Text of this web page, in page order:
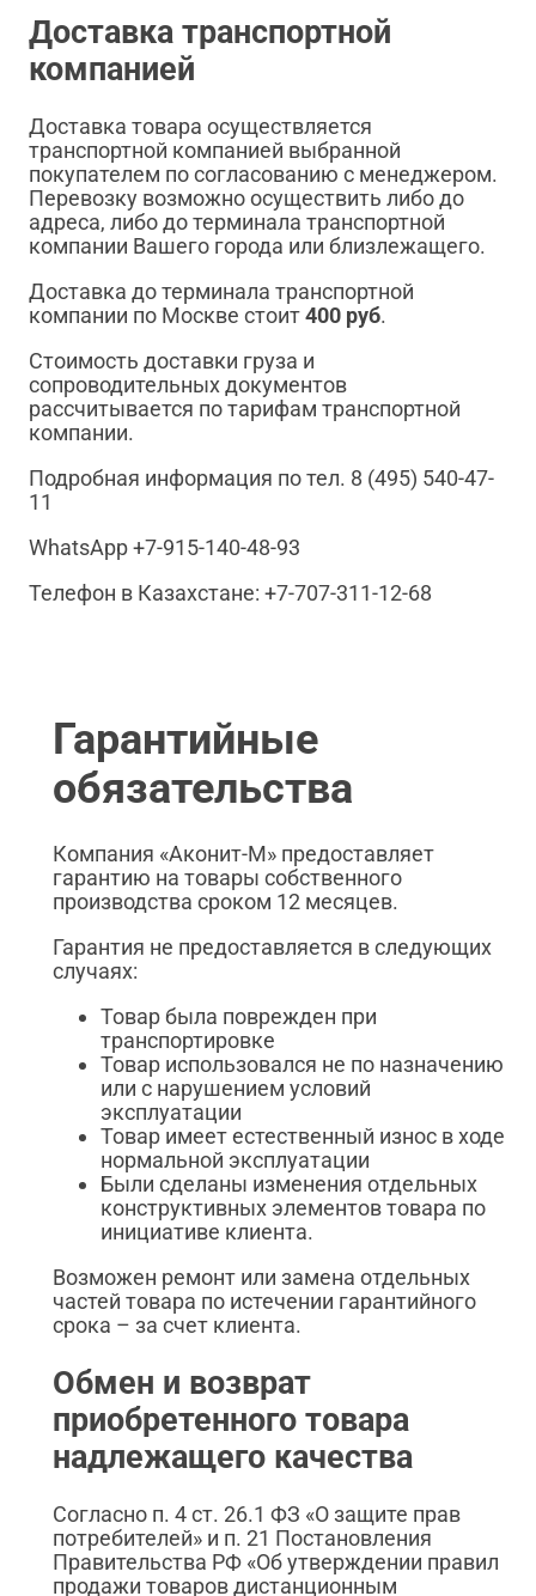
Доставка транспортной
компанией
Доставка товара осуществляется
транспортной компанией выбранной
покупателем по согласованию с менеджером.
Перевозку возможно осуществить либо до
адреса, либо до терминала транспортной
компании Вашего города или близлежащего.
Доставка до терминала транспортной
компании по Москве стоит400 руб.
Стоимость доставки груза и
сопроводительных документов
рассчитывается по тарифам транспортной
компании.
Подробная информация по тел. 8 (495) 540-47-
11
WhatsApp +7-915-140-48-93
Телефон в Казахстане: +7-707-311-12-68
Гарантийные
обязательства
Компания «Аконит-М» предоставляет
гарантию на товары собственного
производства сроком 12 месяцев.
Гарантия не предоставляется в следующих
случаях:
Товар была поврежден при
транспортировке
Товар использовался не по назначению
или с нарушением условий
эксплуатации
Товар имеет естественный износ в ходе
нормальной эксплуатации
Были сделаны изменения отдельных
конструктивных элементов товара по
инициативе клиента.
Возможен ремонт или замена отдельных
частей товара по истечении гарантийного
срока – за счет клиента.
Обмен и возврат
приобретенного товара
надлежащего качества
Согласно п. 4 ст. 26.1 ФЗ «О защите прав
потребителей» и п. 21 Постановления
Правительства РФ «Об утверждении правил
продажи товаров дистанционным